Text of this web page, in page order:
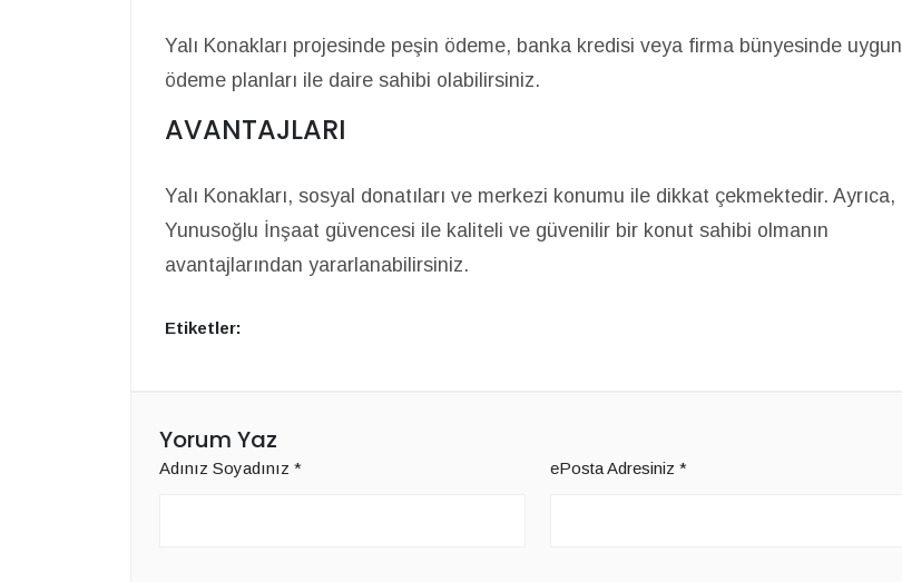
Yalı Konakları projesinde peşin ödeme, banka kredisi veya firma bünyesinde uygun
ödeme planları ile daire sahibi olabilirsiniz.
AVANTAJLARI
Yalı Konakları, sosyal donatıları ve merkezi konumu ile dikkat çekmektedir. Ayrıca,
Yunusoğlu İnşaat güvencesi ile kaliteli ve güvenilir bir konut sahibi olmanın
avantajlarından yararlanabilirsiniz.
Etiketler:
Yorum Yaz
Adınız Soyadınız * ePosta Adresiniz *